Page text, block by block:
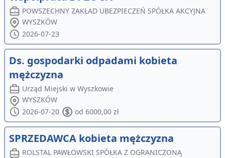
POWSZECHNY ZAKŁAD UBEZPIECZEŃ SPÓŁKA AKCYJNA
WYSZKÓW
2026-07-23
Ds. gospodarki odpadami kobieta
mężczyzna
Urząd Miejski w Wyszkowie
WYSZKÓW
2026-07-20
od 6000,00 zł
SPRZEDAWCA kobieta mężczyzna
ROLSTAL PAWŁOWSKI SPÓŁKA Z OGRANICZONĄ